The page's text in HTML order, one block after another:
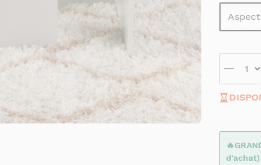
d'achat)